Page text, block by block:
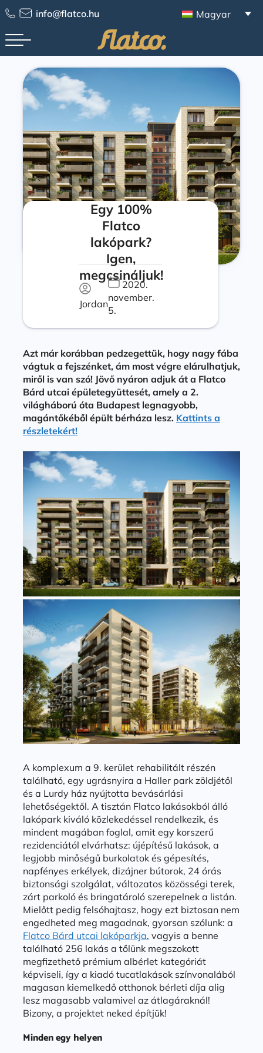
info@flatco.hu Magyar
Egy 100%
Flatco
lakópark?
Igen,
megcsináljuk!
Jordan
2020.
november.
5.
Azt már korábban pedzegettük, hogy nagy fába
vágtuk a fejszénket, ám most végre elárulhatjuk,
miről is van szó! Jövő nyáron adjuk át a Flatco
Bárd utcai épületegyüttesét, amely a 2.
világháború óta Budapest legnagyobb,
magántőkéből épült bérháza lesz. Kattints a
részletekért!
A komplexum a 9. kerület rehabilitált részén
található, egy ugrásnyira a Haller park zöldjétől
és a Lurdy ház nyújtotta bevásárlási
lehetőségektől. A tisztán Flatco lakásokból álló
lakópark kiváló közlekedéssel rendelkezik, és
mindent magában foglal, amit egy korszerű
rezidenciától elvárhatsz: újépítésű lakások, a
legjobb minőségű burkolatok és gépesítés,
napfényes erkélyek, dizájner bútorok, 24 órás
biztonsági szolgálat, változatos közösségi terek,
zárt parkoló és bringatároló szerepelnek a listán.
Mielőtt pedig felsóhajtasz, hogy ezt biztosan nem
engedheted meg magadnak, gyorsan szólunk: a
Flatco Bárd utcai lakóparkja, vagyis a benne
található 256 lakás a tőlünk megszokott
megfizethető prémium albérlet kategóriát
képviseli, így a kiadó tucatlakások színvonalából
magasan kiemelkedő otthonok bérleti díja alig
lesz magasabb valamivel az átlagáraknál!
Bizony, a projektet neked építjük!
Minden egy helyen